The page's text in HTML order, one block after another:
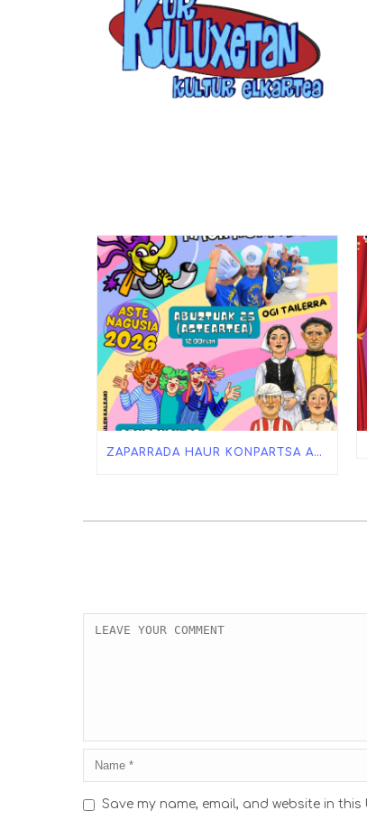
ZAPARRADA HAUR KONPARTSA ASTE NAGUSIAN!
Save my name, email, and website in